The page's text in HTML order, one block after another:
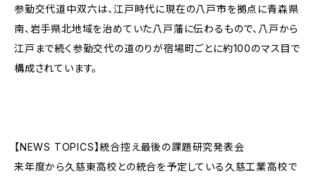
参勤交代道中双六は、江戸時代に現在の八戸市を拠点に青森県
南、岩手県北地域を治めていた八戸藩に伝わるもので、八戸から
江戸まで続く参勤交代の道のりが宿場町ごとに約100のマス目で
構成されています。
【NEWS TOPICS】統合控え最後の課題研究発表会
来年度から久慈東高校との統合を予定している久慈工業高校で